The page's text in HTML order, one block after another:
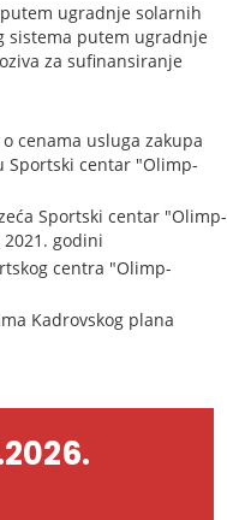
ugradnje solarnih
sistema putem ugradnje
za sufinansiranje
cenama usluga zakupa
Sportski centar "Olimp-
Sportski centar "Olimp-
godini
centra "Olimp-
Kadrovskog plana